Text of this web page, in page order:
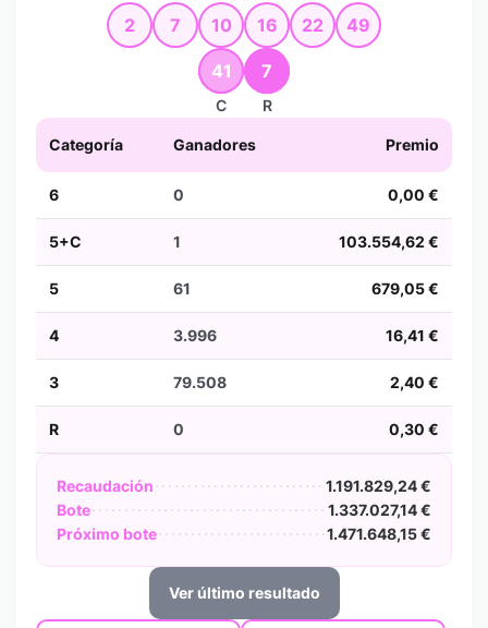
2 7 10 16 22 49
41
C
7
R
Categoría Ganadores Premio
6 0 0,00 €
5+C 1 103.554,62 €
5 61 679,05 €
4 3.996 16,41 €
3 79.508 2,40 €
R 0 0,30 €
Recaudación
1.191.829,24 €
Bote
1.337.027,14 €
Próximo bote
1.471.648,15 €
Ver último resultado